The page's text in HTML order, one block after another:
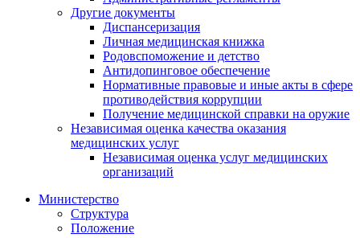
Другие документы
Диспансеризация
Личная медицинская книжка
Родовспоможение и детство
Антидопинговое обеспечение
Нормативные правовые и иные акты в сфере
противодействия коррупции
Получение медицинской справки на оружие
Независимая оценка качества оказания
медицинских услуг
Независимая оценка услуг медицинскиx
организаций
Министерство
Структура
Положение